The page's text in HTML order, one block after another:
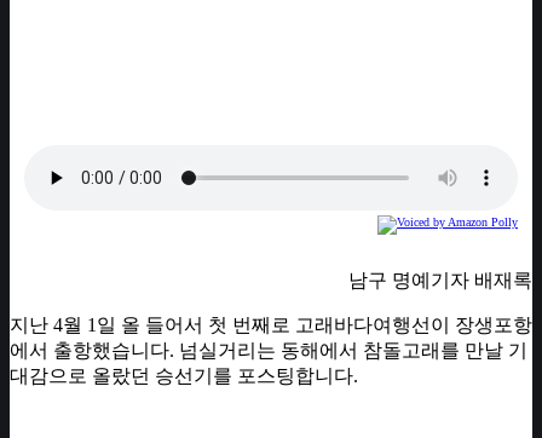
남구 명예기자 배재록
지난 4월 1일 올 들어서 첫 번째로 고래바다여행선이 장생포항
에서 출항했습니다. 넘실거리는 동해에서 참돌고래를 만날 기
대감으로 올랐던 승선기를 포스팅합니다.